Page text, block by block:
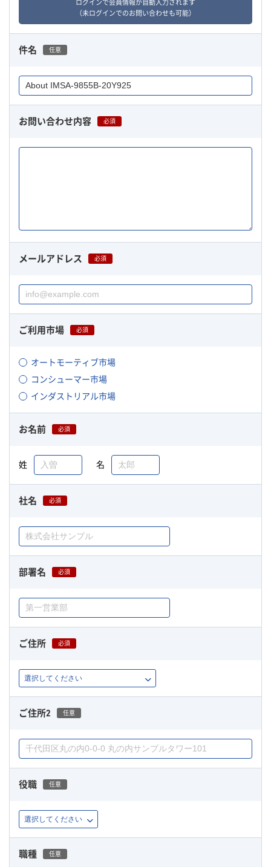
ログインで会員情報が自動入力されます
（未ログインでのお問い合わせも可能）
件名 任意
お問い合わせ内容 必須
メールアドレス 必須
ご利用市場 必須
オートモーティブ市場
コンシューマー市場
インダストリアル市場
お名前 必須
姓 名
社名 必須
部署名 必須
ご住所 必須
ご住所2 任意
役職 任意
職種 任意